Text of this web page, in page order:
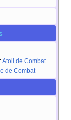
: Atoll de Combat
de Combat